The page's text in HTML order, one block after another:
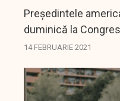
Preşedintele
duminică la
pentru a limita
Parkland, în...
14 FEBRUARIE 2021